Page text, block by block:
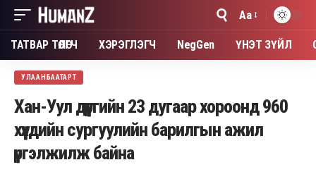
Font
Resizer
Aa
ТАТВАР ТӨЛӨГЧ ХЭРЭГЛЭГЧ NegGen ҮНЭТ ЗҮЙЛ
УЛААНБААТАРТ
Хан-Уул дүүргийн 23 дугаар хороонд 960
хүүхдийн сургуулийн барилгын ажил
үргэлжилж байна